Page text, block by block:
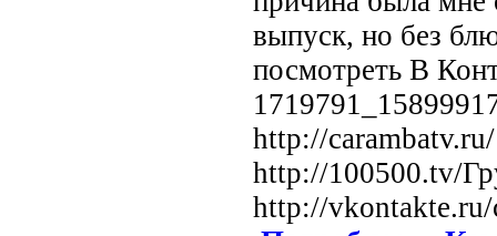
выпуск, но без
посмотреть В
http://
http://100500.tv/
http://